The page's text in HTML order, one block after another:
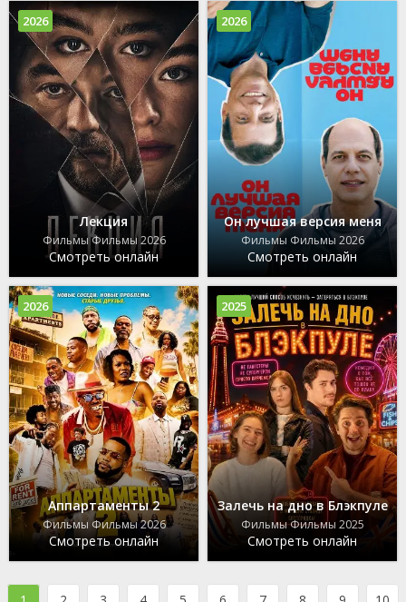
Лекция
Фильмы Фильмы 2026
Смотреть онлайн
2026
Он лучшая версия меня
Фильмы Фильмы 2026
Смотреть онлайн
2026
Аппартаменты 2
Фильмы Фильмы 2026
Смотреть онлайн
2026
Залечь на дно в Блэкпуле
Фильмы Фильмы 2025
Смотреть онлайн
2025